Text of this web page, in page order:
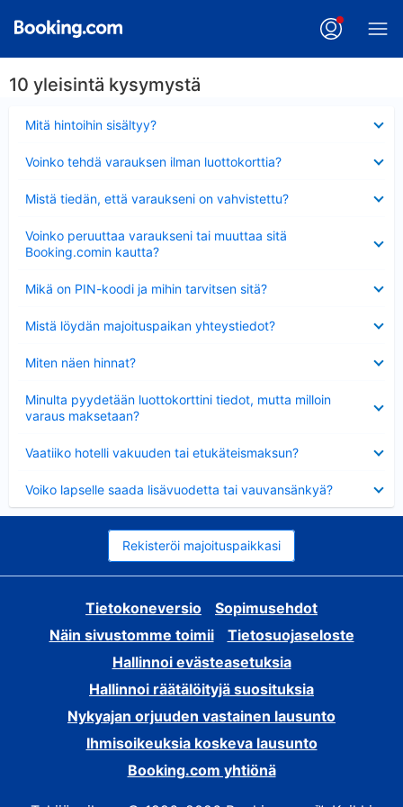
10 yleisintä kysymystä
Mitä hintoihin sisältyy?
Voinko tehdä varauksen ilman luottokorttia?
Mistä tiedän, että varaukseni on vahvistettu?
Voinko peruuttaa varaukseni tai muuttaa sitä
Booking.comin kautta?
Mikä on PIN-koodi ja mihin tarvitsen sitä?
Mistä löydän majoituspaikan yhteystiedot?
Miten näen hinnat?
Minulta pyydetään luottokorttini tiedot, mutta milloin
varaus maksetaan?
Vaatiiko hotelli vakuuden tai etukäteismaksun?
Voiko lapselle saada lisävuodetta tai vauvansänkyä?
Rekisteröi majoituspaikkasi
Tietokoneversio
Sopimusehdot
Näin sivustomme toimii
Tietosuojaseloste
Hallinnoi evästeasetuksia
Hallinnoi räätälöityjä suosituksia
Nykyajan orjuuden vastainen lausunto
Ihmisoikeuksia koskeva lausunto
Booking.com yhtiönä